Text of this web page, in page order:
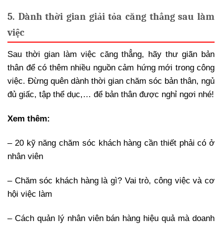
5. Dành thời gian giải tỏa căng thẳng sau làm
việc
Sau thời gian làm việc căng thẳng, hãy thư giãn bản
thân để có thêm nhiều nguồn cảm hứng mới trong công
việc. Đừng quên dành thời gian chăm sóc bản thân, ngủ
đủ giấc, tập thể dục,… để bản thân được nghỉ ngơi nhé!
Xem thêm:
– 20 kỹ năng chăm sóc khách hàng cần thiết phải có ở
nhân viên
– Chăm sóc khách hàng là gì? Vai trò, công việc và cơ
hội việc làm
– Cách quản lý nhân viên bán hàng hiệu quả mà doanh